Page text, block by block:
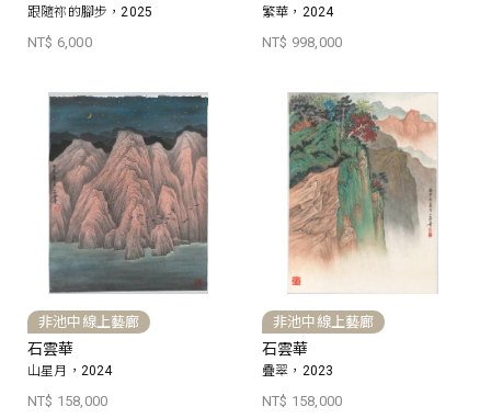
跟隨祢的腳步，2025
NT$ 6,000
繁華，2024
NT$ 998,000
非池中線上藝廊
石雲華
山星月，2024
NT$ 158,000
非池中線上藝廊
石雲華
疊翠，2023
NT$ 158,000